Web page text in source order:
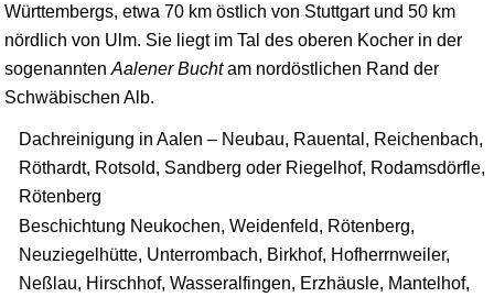
Württembergs, etwa 70 km östlich von Stuttgartund 50 km
nördlich von Ulm. Sie liegt im Tal des oberen Kocher in der
sogenannten Aalener Buchtam nordöstlichen Rand der
Schwäbischen Alb.
Dachreinigung in Aalen – Neubau, Rauental, Reichenbach,
Röthardt, Rotsold, Sandberg oder Riegelhof, Rodamsdörfle,
Rötenberg
Beschichtung Neukochen, Weidenfeld, Rötenberg,
Neuziegelhütte, Unterrombach, Birkhof, Hofherrnweiler,
Neßlau, Hirschhof, Wasseralfingen, Erzhäusle, Mantelhof,